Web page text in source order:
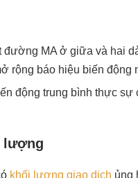
đường MA ở giữa và hai
rộng báo hiệu biến động
động trung bình thực sự
lượng
khối lượng giao dịch ủng